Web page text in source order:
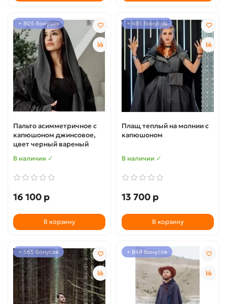
+ 805 бонусов
Пальто асимметричное с
капюшоном джинсовое,
цвет черный вареный
В наличии ✓
16 100 р
В корзину
+ 685 бонусов
Плащ теплый на молнии с
капюшоном
В наличии ✓
13 700 р
В корзину
+ 565 бонусов + 849 бонусов